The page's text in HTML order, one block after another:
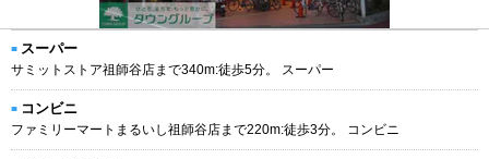
スーパー
サミットストア祖師谷店まで340m:徒歩5分。 スーパー
コンビニ
ファミリーマートまるいし祖師谷店まで220m:徒歩3分。 コンビニ